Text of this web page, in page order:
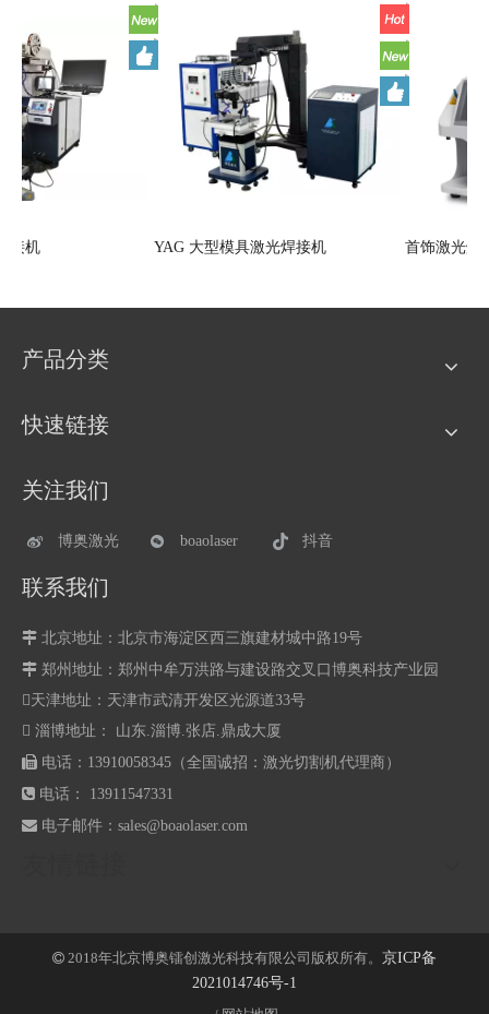
三轴自动激光焊接机
YAG 大型模具激光焊接机
产品分类
快速链接
关注我们
博奥激光 boaolaser 抖音
联系我们
 北京地址：北京市海淀区西三旗建材城中路19号
 郑州地址： 郑州中牟万洪路与建设路交叉口博奥科技产业园
天津地址：天津市武清开发区光源道33号
 淄博地址： 山东.淄博.张店.鼎成大厦
 电话：13910058345（全国诚招：激光切割机代理商）
 电话： 13911547331
 电子邮件： sales@boaolaser.com
 2018年北京博奥镭创激光科技有限公司版权所有。 京ICP备
2021014746号-1